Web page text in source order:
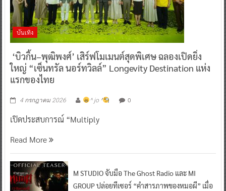
บันเทิง
‘บิวกิ้น–พุฒิพงศ์’ เสิร์ฟโมเมนต์สุดพิเศษ ฉลองเปิดยิ่ง
ใหญ่ “เซ็นทรัล นอร์ทวิลล์” Longevity Destination แห่ง
แรกของไทย
4 กรกฎาคม 2026 ^ jo ^ 0
เปิดประสบการณ์ “Multiply
Read More
M STUDIO จับมือ The Ghost Radio และ MI
GROUP ปล่อยทีเซอร์ “คำสารภาพของหมอผี” เมื่อ